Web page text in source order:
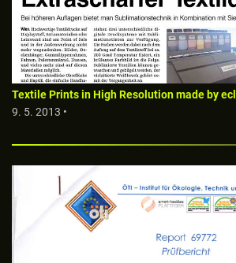
Textile Prints in High Resolution made by
9. 5. 2013 •